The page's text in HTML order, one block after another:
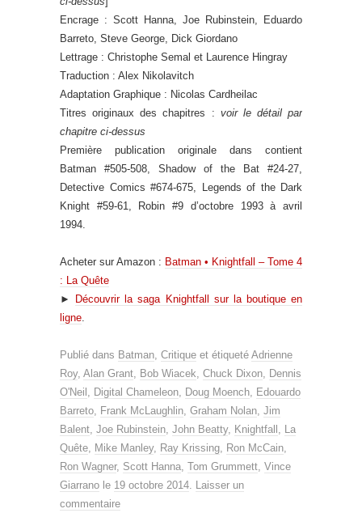
Encrage : Scott Hanna, Joe Rubinstein, Eduardo
Barreto, Steve George, Dick Giordano
Lettrage : Christophe Semal et Laurence Hingray
Traduction : Alex Nikolavitch
Adaptation Graphique : Nicolas Cardheilac
Titres originaux des chapitres : voir le détail par
chapitre ci-dessus
Première publication originale dans contient
Batman #505-508, Shadow of the Bat #24-27,
Detective Comics #674-675, Legends of the Dark
Knight #59-61, Robin #9 d’octobre 1993 à avril
1994.
Acheter sur Amazon : Batman • Knightfall – Tome 4
: La Quête
►
Découvrir la saga Knightfall sur la boutique en
ligne.
Publié dans Batman, Critique et étiqueté Adrienne
Roy, Alan Grant, Bob Wiacek, Chuck Dixon, Dennis
O'Neil , Digital Chameleon, Doug Moench, Edouardo
Barreto, Frank McLaughlin, Graham Nolan, Jim
Balent, Joe Rubinstein, John Beatty, Knightfall , La
Quête, Mike Manley, Ray Krissing, Ron McCain,
Ron Wagner, Scott Hanna, Tom Grummett, Vince
Giarrano le 19 octobre 2014. Laisser un
commentaire